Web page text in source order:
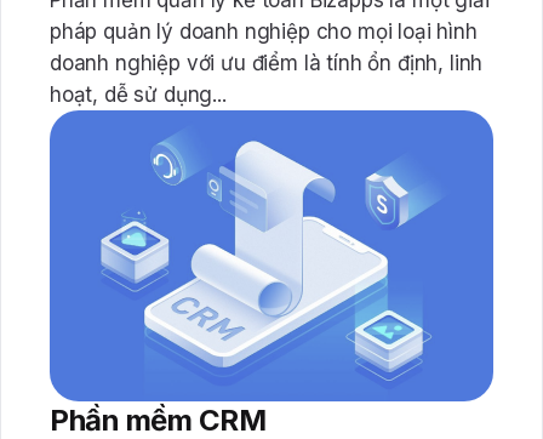
pháp quản lý doanh nghiệp cho mọi loại hình
doanh nghiệp với ưu điểm là tính ổn định, linh
hoạt, dễ sử dụng...
Phần mềm CRM